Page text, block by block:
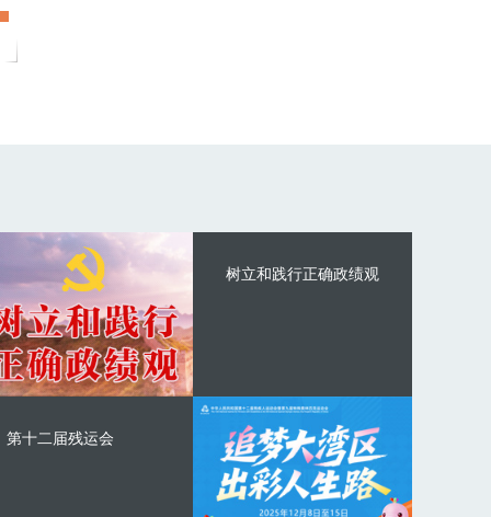
树立和践行正确政绩观
第十二届残运会